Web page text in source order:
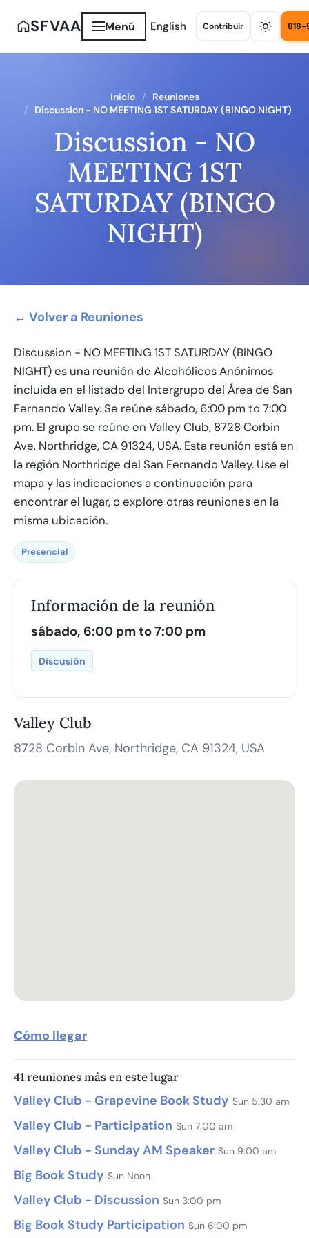
SFVAA Menú English Contribuir 818-
Inicio
Reuniones
Discussion - NO MEETING 1ST SATURDAY (BINGO NIGHT)
Discussion - NO
MEETING 1ST
SATURDAY (BINGO
NIGHT)
← Volver a Reuniones
Discussion - NO MEETING 1ST SATURDAY (BINGO
NIGHT) es una reunión de Alcohólicos Anónimos
incluida en el listado del Intergrupo del Área de San
Fernando Valley. Se reúne sábado, 6:00 pm to 7:00
pm. El grupo se reúne en Valley Club, 8728 Corbin
Ave, Northridge, CA 91324, USA. Esta reunión está en
la región Northridge del San Fernando Valley. Use el
mapa y las indicaciones a continuación para
encontrar el lugar, o explore otras reuniones en la
misma ubicación.
Presencial
Información de la reunión
sábado, 6:00 pm to 7:00 pm
Discusión
Valley Club
8728 Corbin Ave, Northridge, CA 91324, USA
Cómo llegar
41 reuniones más en este lugar
Valley Club - Grapevine Book Study Sun 5:30 am
Valley Club - Participation Sun 7:00 am
Valley Club - Sunday AM Speaker Sun 9:00 am
Big Book Study Sun Noon
Valley Club - Discussion Sun 3:00 pm
Big Book Study Participation Sun 6:00 pm